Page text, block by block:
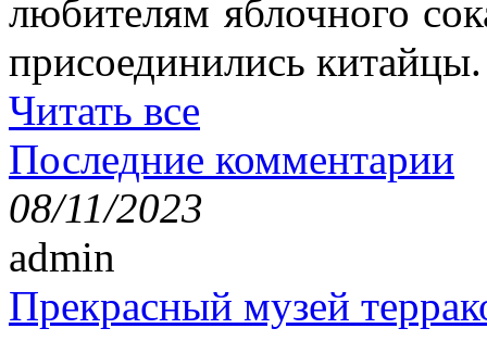
любителям яблочного
присоединились китайцы.
Читать все
Последние комментарии
08/11/2023
admin
Прекрасный музей